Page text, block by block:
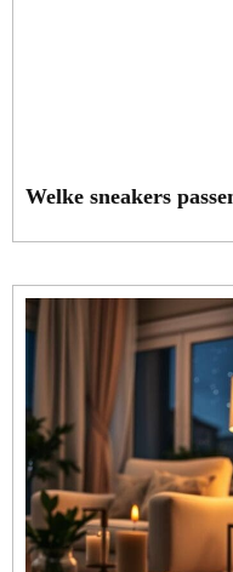
Welke sneakers